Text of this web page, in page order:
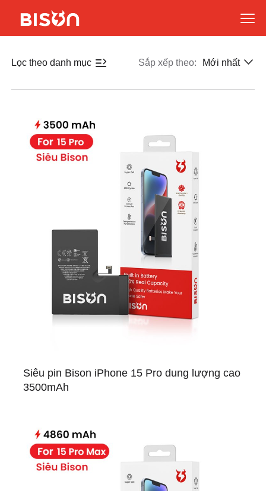
Lọc theo danh mục Sắp xếp theo: Mới nhất
Siêu pin Bison iPhone 15 Pro dung lượng cao
3500mAh